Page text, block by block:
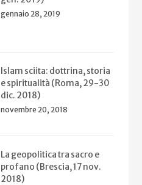
gennaio 28, 2019
Islam sciita: dottrina, storia
e spiritualità (Roma, 29-30
dic. 2018)
novembre 20, 2018
La geopolitica tra sacro e
profano (Brescia, 17 nov.
2018)